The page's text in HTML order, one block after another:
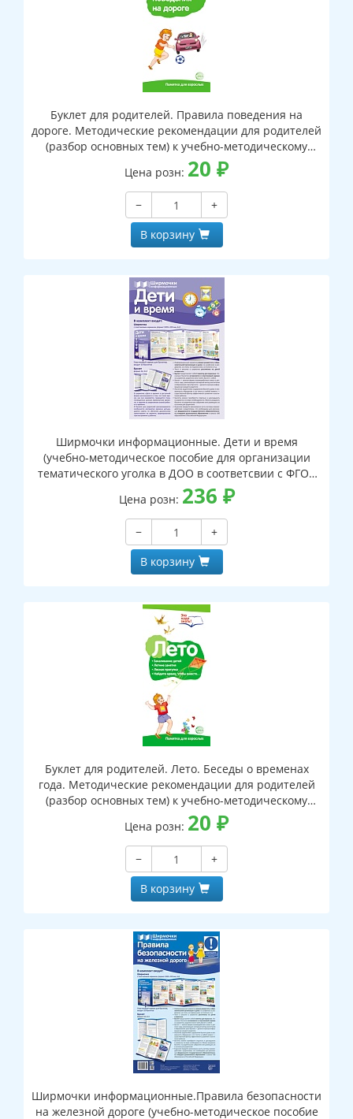
Буклет для родителей. Правила поведения на
дороге. Методические рекомендации для родителей
(разбор основных тем) к учебно-методическому
пособию "Правила поведения на дороге."
Цена розн: 20 ₽
−
+
В корзину
Ширмочки информационные. Дети и время
(учебно-методическое пособие для организации
тематического уголка в ДОО в соответсвии с ФГОС
ДО и закона "Об образовании в РФ") (1000х330 мм)
Цена розн: 236 ₽
−
+
В корзину
Буклет для родителей. Лето. Беседы о временах
года. Методические рекомендации для родителей
(разбор основных тем) к учебно-методическому
пособию "Лето. Беседы о временах года"
Цена розн: 20 ₽
−
+
В корзину
Ширмочки информационные.Правила безопасности
на железной дороге (учебно-методическое пособие